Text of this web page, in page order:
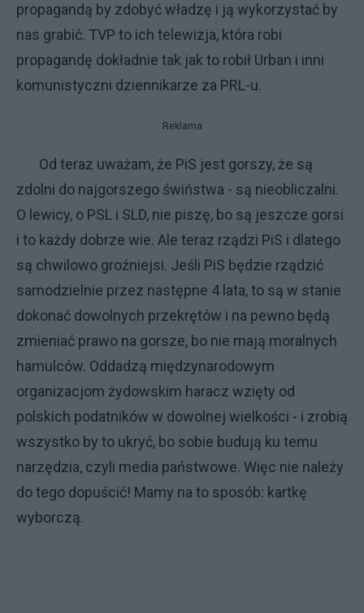
propagandą by zdobyć władzę i ją wykorzystać by
nas grabić. TVP to ich telewizja, która robi
propagandę dokładnie tak jak to robił Urban i inni
komunistyczni dziennikarze za PRL-u.
Reklama
Od teraz uważam, że PiS jest gorszy, że są
zdolni do najgorszego świństwa - są nieobliczalni.
O lewicy, o PSL i SLD, nie piszę, bo są jeszcze gorsi
i to każdy dobrze wie. Ale teraz rządzi PiS i dlatego
są chwilowo groźniejsi. Jeśli PiS będzie rządzić
samodzielnie przez następne 4 lata, to są w stanie
dokonać dowolnych przekrętów i na pewno będą
zmieniać prawo na gorsze, bo nie mają moralnych
hamulców. Oddadzą międzynarodowym
organizacjom żydowskim haracz wzięty od
polskich podatników w dowolnej wielkości - i zrobią
wszystko by to ukryć, bo sobie budują ku temu
narzędzia, czyli media państwowe. Więc nie należy
do tego dopuścić! Mamy na to sposób: kartkę
wyborczą.